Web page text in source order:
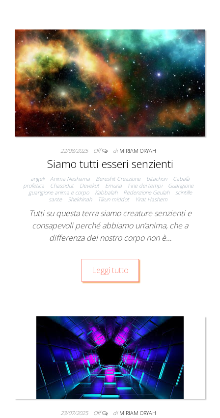
22/08/2025 Off di MIRIAM ORYAH
Siamo tutti esseri senzienti
angeli Anima Neshama Bereshit Creazione bitachon
Cabalà
profetica
Chassidut Devekut Emuna Fine dei tempi
Guarigione
guarigione anima e corpo
Kabbalah Redenzione Geulah
scintille
sante
Shekhinah Tikun middot Yirat Hashem
Tutti su questa terra siamo creature senzienti e
consapevoli perché abbiamo un’anima, che a
differenza del nostro corpo non è…
Leggi tutto
23/07/2025 Off di MIRIAM ORYAH